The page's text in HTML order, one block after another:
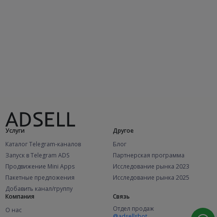
Услуги
Каталог Telegram-каналов
Запуск в Telegram ADS
Продвижение Mini Apps
Пакетные предложения
Добавить канал/группу
Другое
Блог
Партнерская программа
Исследование рынка 2023
Исследование рынка 2025
Компания
О нас
Связь
Отдел продаж